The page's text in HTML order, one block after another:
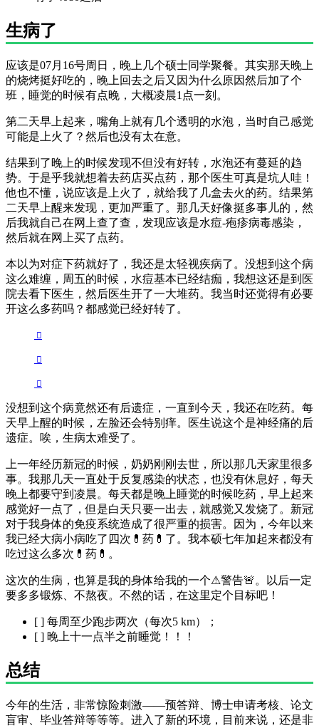
生病了
应该是07月16号周日，晚上几个硕士同学聚餐。其实那天晚上
的烧烤挺好吃的，晚上回去之后又因为什么原因然后加了个
班，睡觉的时候有点晚，大概凌晨1点一刻。
第二天早上起来，嘴角上就有几个透明的水泡，当时自己感觉
可能是上火了？然后也没有太在意。
结果到了晚上的时候发现不但没有好转，水泡还有蔓延的趋
势。于是乎我就想着去药店买点药，那个医生可真是坑人哇！
他也不懂，说应该是上火了，就给我了几盒去火的药。结果第
二天早上醒来发现，更加严重了。那几天好像挺多事儿的，然
后我就自己在网上查了查，发现应该是水痘-疱疹病毒感染，
然后就在网上买了点药。
本以为对症下药就好了，我还是太轻视疾病了。没想到这个病
这么难缠，周五的时候，水痘基本已经结痂，我想这还是到医
院去看下医生，然后医生开了一大堆药。我当时还觉得有必要
开这么多药吗？都感觉已经好转了。
没想到这个病竟然还有后遗症，一直到今天，我还在吃药。每
天早上醒的时候，左脸还会特别痒。医生说这个是神经痛的后
遗症。唉，生病太难受了。
上一年经历新冠的时候，奶奶刚刚去世，所以那几天家里很多
事。我那几天一直处于反复感染的状态，也没有休息好，每天
晚上都要守到凌晨。每天都是晚上睡觉的时候吃药，早上起来
感觉好一点了，但是白天只要一出去，就感觉又发烧了。新冠
对于我身体的免疫系统造成了很严重的损害。因为，今年以来
我已经大病小病吃了四次💊药💊了。我本硕七年加起来都没有
吃过这么多次💊药💊。
这次的生病，也算是我的身体给我的一个⚠︎警告🚨。以后一定
要多多锻炼、不熬夜。不然的话，在这里定个目标吧！
[ ] 每周至少跑步两次（每次5 km）；
[ ] 晚上十一点半之前睡觉！！！
总结
今年的生活，非常惊险刺激——预答辩、博士申请考核、论文
盲审、毕业答辩等等等。进入了新的环境，目前来说，还是非